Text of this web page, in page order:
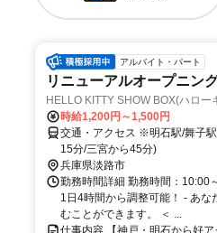
アルバイト・パート
リニューアルオープニン
HELLO KITTY SHOW BOX(ハロ
時給1,200円～1,500円
交通・アクセス ※明石駅/舞子
15分/三宮から45分)
兵庫県淡路市
勤務時間詳細 勤務時間：10:00
1日4時間から調整可能！ - あな
むことができます。 ＜ ...
仕事内容 【神戸・明石から好